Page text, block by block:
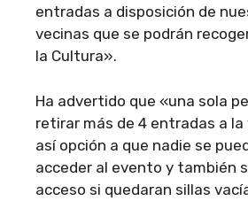
entradas a disposición de
vecinas que se podrán
la Cultura».
Ha advertido que «una sola
retirar más de 4 entradas a la
así opción a que nadie se
acceder al evento y también
acceso si quedaran sillas